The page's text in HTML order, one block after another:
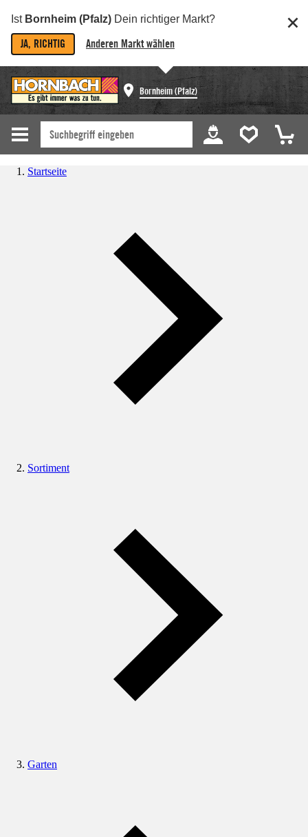
Ist Bornheim (Pfalz) Dein richtiger Markt?
JA, RICHTIG Anderen Markt wählen
Bornheim (Pfalz)
Startseite
Sortiment
Garten